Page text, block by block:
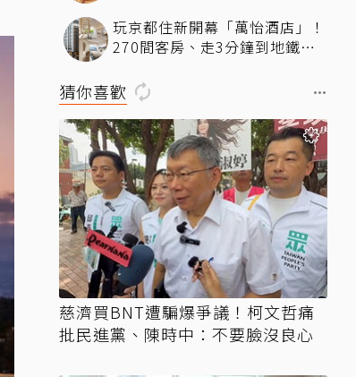
玩京都住新開幕「萬怡酒店」！
270間客房、走3分鐘到地鐵超
猜你喜歡
慈濟買BNT遭騙爆爭議！柯文哲痛
批民進黨、陳時中：不要臉沒良心